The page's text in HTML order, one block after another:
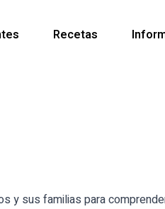
Recetas
y sus familias para